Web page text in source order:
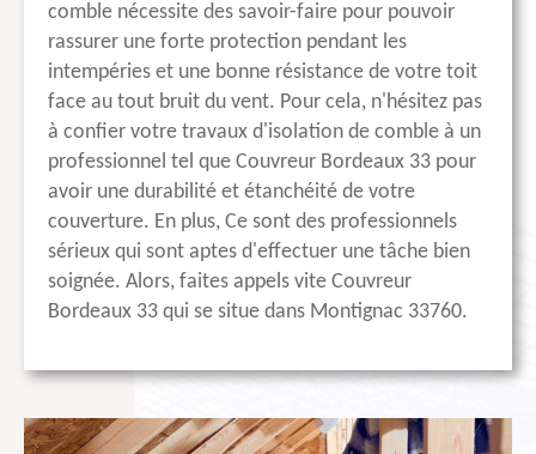
comble nécessite des savoir-faire pour pouvoir
rassurer une forte protection pendant les
intempéries et une bonne résistance de votre toit
face au tout bruit du vent. Pour cela, n'hésitez pas
à confier votre travaux d'isolation de comble à un
professionnel tel que Couvreur Bordeaux 33 pour
avoir une durabilité et étanchéité de votre
couverture. En plus, Ce sont des professionnels
sérieux qui sont aptes d'effectuer une tâche bien
soignée. Alors, faites appels vite Couvreur
Bordeaux 33 qui se situe dans Montignac 33760.